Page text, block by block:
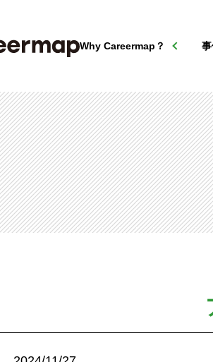
Why Careermap？ 事